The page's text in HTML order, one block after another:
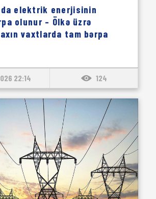
elektrik enerjisinin
olunur – Ölkə üzrə
vaxtlarda tam bərpa
22:14 124